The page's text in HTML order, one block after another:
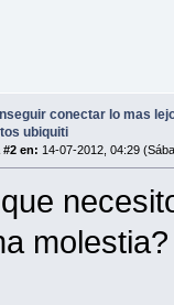
conectar lo mas
ubiquiti
#2 en: 14-07-2012, 04:29
molestia?